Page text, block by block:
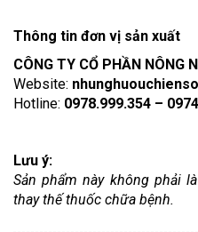
Thông tin đơn vị sản xuất
CÔNG TY CỔ PHẦN NÔNG
Website:
Hotline: 0978.999.354 –
Lưu ý:
Sản phẩm này không phải
thay thế thuốc chữa bệnh.